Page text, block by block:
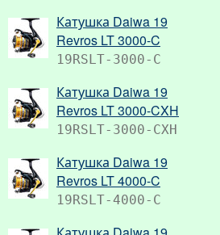
Катушка Daiwa 19
Revros LT 3000-C
19RSLT-3000-C
Катушка Daiwa 19
Revros LT 3000-CXH
19RSLT-3000-CXH
Катушка Daiwa 19
Revros LT 4000-C
19RSLT-4000-C